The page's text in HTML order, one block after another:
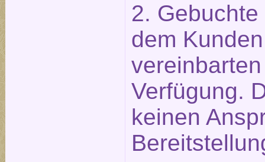
2.
dem
Verfügung.
keinen